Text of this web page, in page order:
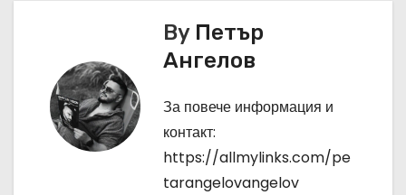
By Петър
Ангелов
За повече информация и
контакт:
https://allmylinks.com/pe
tarangelovangelov